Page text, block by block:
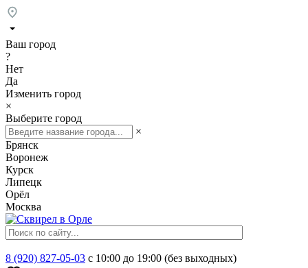
Ваш город
?
Нет
Да
Изменить город
×
Выберите город
×
Брянск
Воронеж
Курск
Липецк
Орёл
Москва
8 (920) 827-05-03 с 10:00 до 19:00 (без выходных)